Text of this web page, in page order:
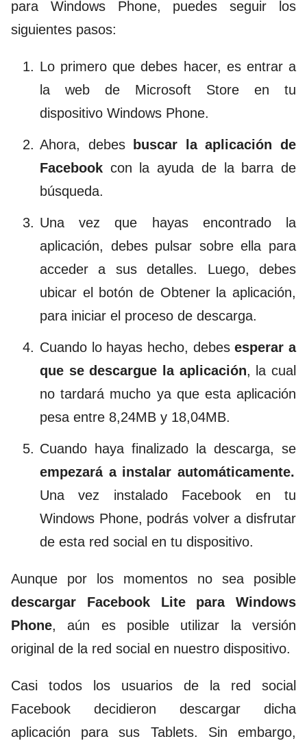
para Windows Phone, puedes seguir los
siguientes pasos:
Lo primero que debes hacer, es entrar a
la web de Microsoft Store en tu
dispositivo Windows Phone.
Ahora, debes
buscar la aplicación de
Facebook con la ayuda de la barra de
búsqueda.
Una vez que hayas encontrado la
aplicación, debes pulsar sobre ella para
acceder a sus detalles. Luego, debes
ubicar el botón de Obtener la aplicación,
para iniciar el proceso de descarga.
Cuando lo hayas hecho, debesesperar a
que se descargue la aplicación, la cual
no tardará mucho ya que esta aplicación
pesa entre 8,24MB y 18,04MB.
Cuando haya finalizado la descarga, se
empezará a instalar automáticamente.
Una vez instalado Facebook en tu
Windows Phone, podrás volver a disfrutar
de esta red social en tu dispositivo.
Aunque por los momentos no sea posible
descargar Facebook Lite para Windows
Phone, aún es posible utilizar la versión
original de la red social en nuestro dispositivo.
Casi todos los usuarios de la red social
Facebook decidieron descargar dicha
aplicación para sus Tablets. Sin embargo,